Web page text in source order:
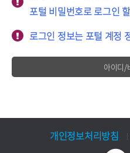
포털 비밀번호로 로그인
로그인 정보는 포털 계정
아이디/
개인정보처리방침